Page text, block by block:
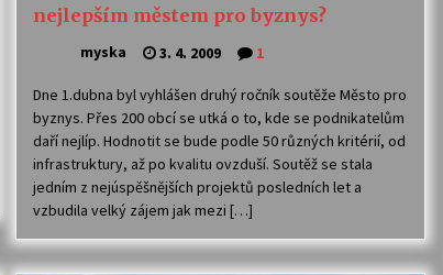
nejlepším městem pro byznys?
myska 3. 4. 2009 1
Dne 1.dubna byl vyhlášen druhý ročník soutěže Město pro
byznys. Přes 200 obcí se utká o to, kde se podnikatelům
daří nejlíp. Hodnotit se bude podle 50 různých kritérií, od
infrastruktury, až po kvalitu ovzduší. Soutěž se stala
jedním z nejúspěšnějších projektů posledních let a
vzbudila velký zájem jak mezi […]